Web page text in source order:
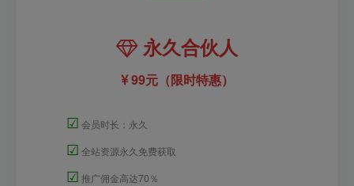
永久合伙人
99元（限时特惠）
☑ 会员时长：永久
☑ 全站资源永久免费获取
☑ 推广佣金高达70％